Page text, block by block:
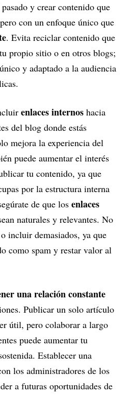
y crear contenido que
con un enfoque único que
. Evita reciclar contenido que
propio sitio o en otros blogs;
y adaptado a la audiencia
enlaces internos hacia
del blog donde estás
mejora la experiencia del
puede aumentar el interés
tu contenido, ya que
por la estructura interna
de que los enlaces
naturales y relevantes. No
incluir demasiados, ya que
como spam y restar valor al
una relación constante
Publicar un solo artículo
útil, pero colaborar a largo
puede aumentar tu
Establecer una
los administradores de los
a futuras oportunidades de